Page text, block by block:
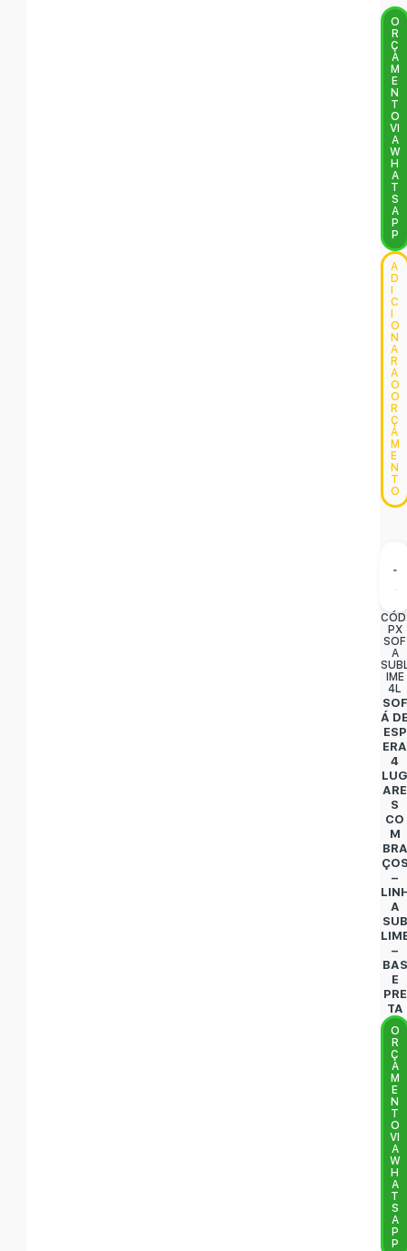
O
R
Ç
A
M
E
N
T
O
VI
A
W
H
A
T
S
A
P
P
A
D
C
O
N
A
R
A
O
O
R
Ç
A
M
E
N
T
O
PX
SOF
A
IME
4L
SOF
Á
ESP
ERA
4
ARE
S
CO
M
BRA
–
A
SUB
–
BAS
E
PRE
TA
O
R
Ç
A
M
E
N
T
O
VI
A
W
H
A
T
S
A
P
P